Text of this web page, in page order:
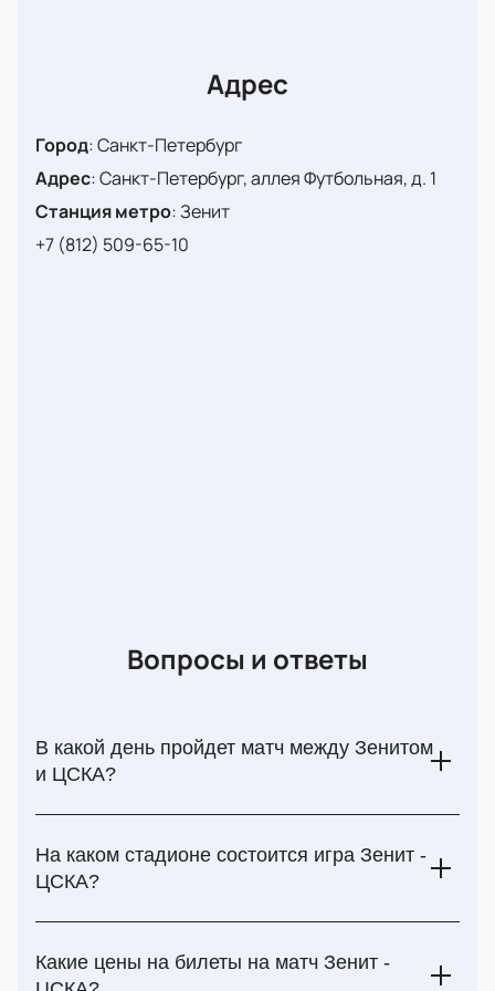
Адрес
Город:Санкт-Петербург
Адрес:Санкт-Петербург, аллея Футбольная, д. 1
Станция метро:Зенит
+7 (812) 509-65-10
Вопросы и ответы
В какой день пройдет матч между Зенитом
и ЦСКА?
назначена на 30 апреля 2025 года. Это заключительное
апрельское противостояние двух принципиальных
соперников, которое привлечет внимание тысяч
болельщиков.
На каком стадионе состоится игра Зенит -
ЦСКА?
Санкт-Петербурге — ультрасовременный футбольный
стадион, отличающийся своей вместимостью,
Какие цены на билеты на матч Зенит -